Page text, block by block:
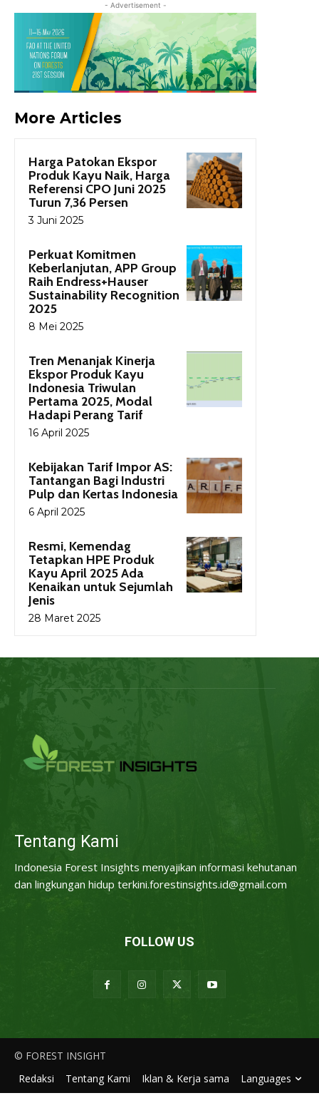
- Advertisement -
More Articles
Harga Patokan Ekspor
Produk Kayu Naik, Harga
Referensi CPO Juni 2025
Turun 7,36 Persen
3 Juni 2025
Perkuat Komitmen
Keberlanjutan, APP Group
Raih Endress+Hauser
Sustainability Recognition
2025
8 Mei 2025
Tren Menanjak Kinerja
Ekspor Produk Kayu
Indonesia Triwulan
Pertama 2025, Modal
Hadapi Perang Tarif
16 April 2025
Kebijakan Tarif Impor AS:
Tantangan Bagi Industri
Pulp dan Kertas Indonesia
6 April 2025
Resmi, Kemendag
Tetapkan HPE Produk
Kayu April 2025 Ada
Kenaikan untuk Sejumlah
Jenis
28 Maret 2025
Tentang Kami
Indonesia Forest Insights menyajikan informasi kehutanan
dan lingkungan hidup terkini.forestinsights.id@gmail.com
FOLLOW US
© FOREST INSIGHT
Redaksi
Tentang Kami Iklan & Kerja sama Languages